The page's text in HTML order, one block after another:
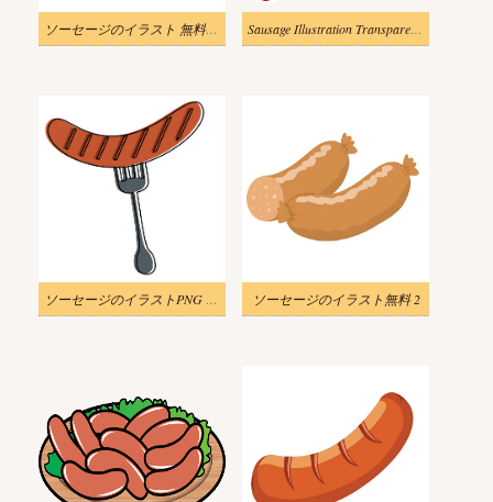
ソーセージのイラスト 無料素材 Sausage Illustration Transparent Picture
ソーセージのイラストPNG 画像 2 ソーセージのイラスト無料 2